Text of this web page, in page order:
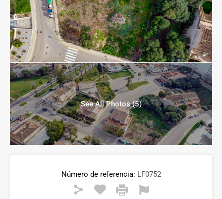
See All Photos (5)
Número de referencia: LF0752